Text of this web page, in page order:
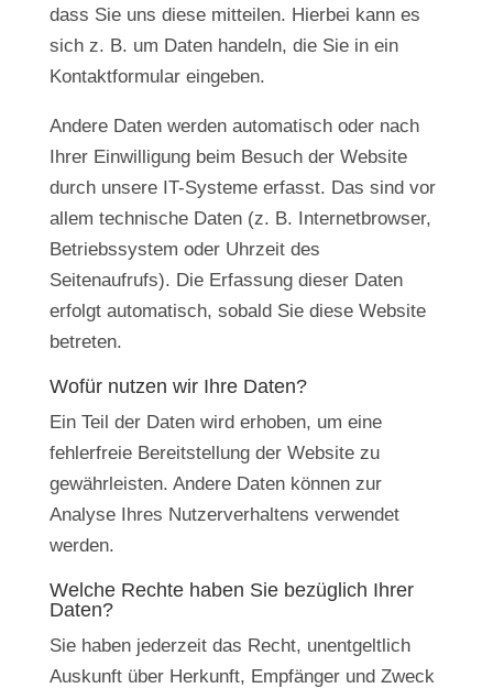
dass Sie uns diese mitteilen. Hierbei kann es
sich z. B. um Daten handeln, die Sie in ein
Kontaktformular eingeben.
Andere Daten werden automatisch oder nach
Ihrer Einwilligung beim Besuch der Website
durch unsere IT-Systeme erfasst. Das sind vor
allem technische Daten (z. B. Internetbrowser,
Betriebssystem oder Uhrzeit des
Seitenaufrufs). Die Erfassung dieser Daten
erfolgt automatisch, sobald Sie diese Website
betreten.
Wofür nutzen wir Ihre Daten?
Ein Teil der Daten wird erhoben, um eine
fehlerfreie Bereitstellung der Website zu
gewährleisten. Andere Daten können zur
Analyse Ihres Nutzerverhaltens verwendet
werden.
Welche Rechte haben Sie bezüglich Ihrer
Daten?
Sie haben jederzeit das Recht, unentgeltlich
Auskunft über Herkunft, Empfänger und Zweck